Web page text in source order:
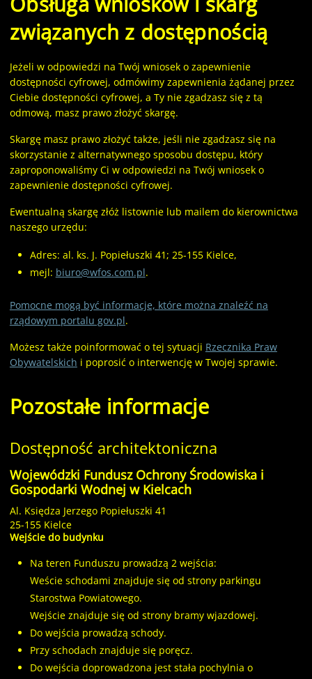
związanych z dostępnością
Jeżeli w odpowiedzi na Twój wniosek o zapewnienie
dostępności cyfrowej, odmówimy zapewnienia żądanej przez
Ciebie dostępności cyfrowej, a Ty nie zgadzasz się z tą
odmową, masz prawo złożyć skargę.
Skargę masz prawo złożyć także, jeśli nie zgadzasz się na
skorzystanie z alternatywnego sposobu dostępu, który
zaproponowaliśmy Ci w odpowiedzi na Twój wniosek o
zapewnienie dostępności cyfrowej.
Ewentualną skargę złóż listownie lub mailem do kierownictwa
naszego urzędu:
Adres: al. ks. J. Popiełuszki 41; 25-155 Kielce,
mejl: biuro@wfos.com.pl.
Pomocne mogą być informacje, które można znaleźć na
rządowym portalu gov.pl.
Możesz także poinformować o tej sytuacji Rzecznika Praw
Obywatelskich i poprosić o interwencję w Twojej sprawie.
Pozostałe informacje
Dostępność architektoniczna
Wojewódzki Fundusz Ochrony Środowiska i
Gospodarki Wodnej w Kielcach
Al. Księdza Jerzego Popiełuszki 41
25-155 Kielce
Wejście do budynku
Na teren Funduszu prowadzą 2 wejścia:
Weście schodami znajduje się od strony parkingu
Starostwa Powiatowego.
Wejście znajduje się od strony bramy wjazdowej.
Do wejścia prowadzą schody.
Przy schodach znajduje się poręcz.
Do wejścia doprowadzona jest stała pochylnia o